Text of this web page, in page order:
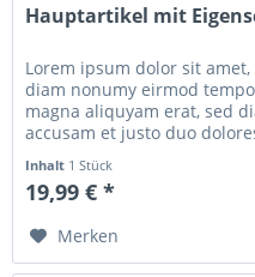
Hauptartikel mit
Lorem ipsum dolor sit
diam nonumy eirmod
magna aliquyam erat, sed
accusam et justo duo
Inhalt 1 Stück
19,99 € *
Merken